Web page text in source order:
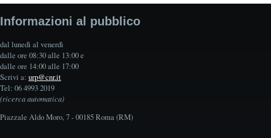
Informazioni al pubblico
dal lunedì al venerdì
dalle ore 08:30 alle 13:00 e
dalle ore 14:00 alle 17:00
Scrivi a: urp@cnr.it
Tel: 06 4993 2019
(ricerca automatica)
Piazzale Aldo Moro, 7 - 00185 Roma (RM)